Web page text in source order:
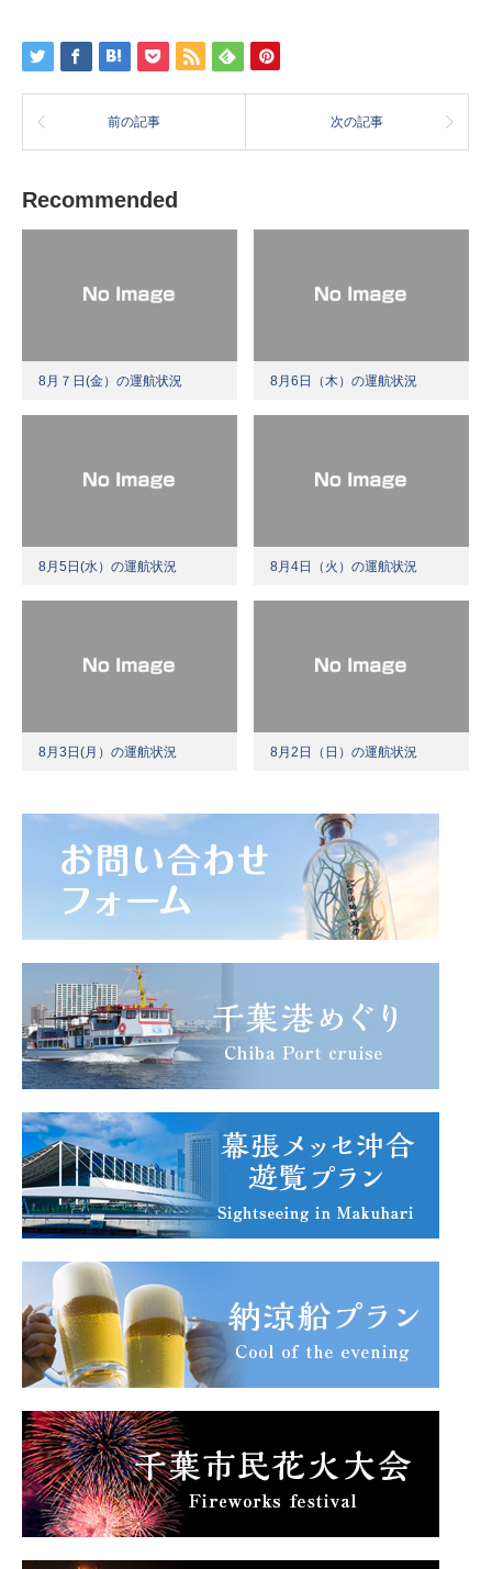
前の記事 次の記事
Recommended
8月７日(金）の運航状況 8月6日（木）の運航状況
8月5日(水）の運航状況 8月4日（火）の運航状況
8月3日(月）の運航状況 8月2日（日）の運航状況